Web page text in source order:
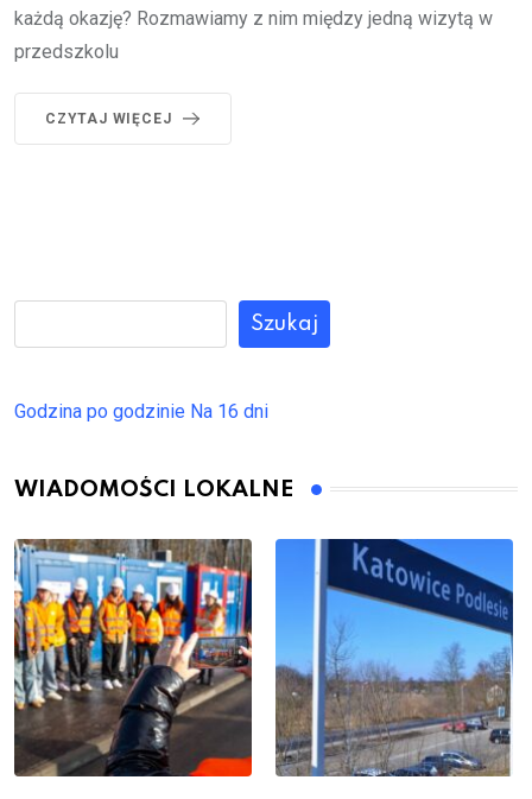
każdą okazję? Rozmawiamy z nim między jedną wizytą w
przedszkolu
CZYTAJ WIĘCEJ
Szukaj
Godzina po godzinie Na 16 dni
WIADOMOŚCI LOKALNE